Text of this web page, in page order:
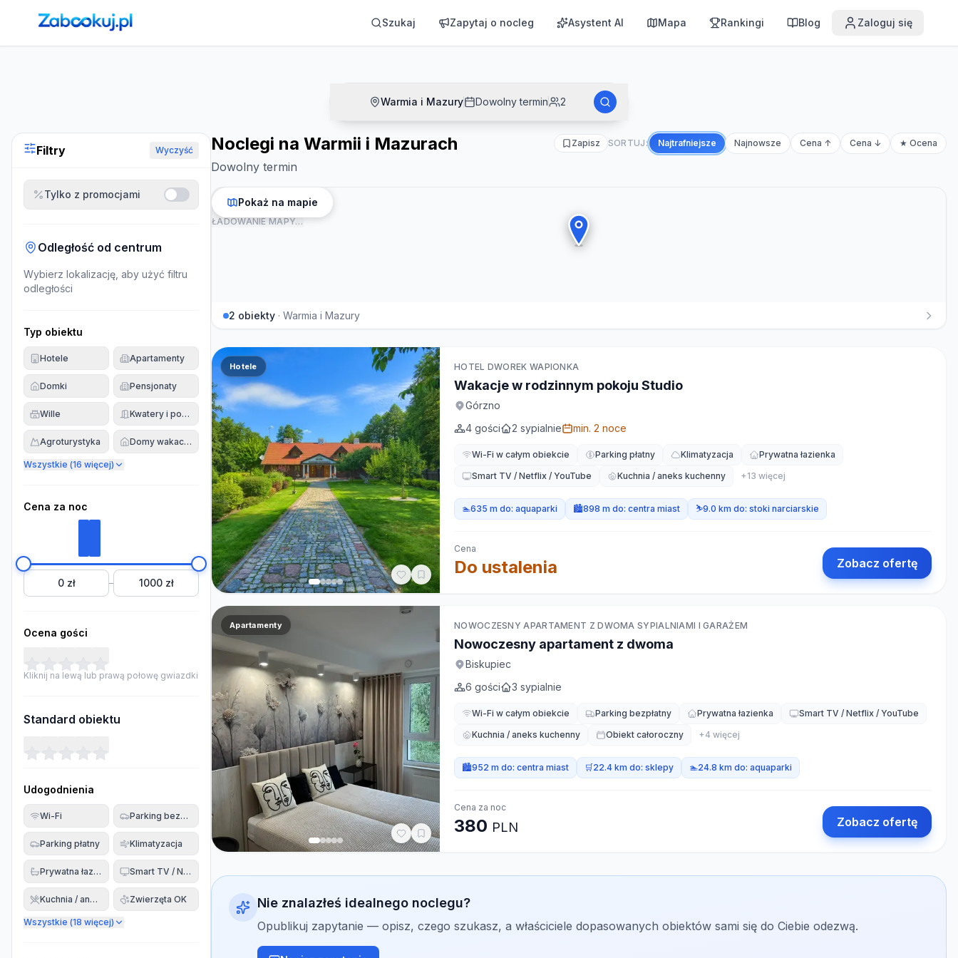
Strona główna ›Noclegi Szukaj Zapytaj o nocleg Asystent AI Mapa Rankingi Blog Zaloguj się
Warmia i Mazury Dowolny termin 2
Filtry Wyczyść
Tylko z promocjami
Odległość od centrum
Wybierz lokalizację, aby użyć filtru
odległości
Typ obiektu
Hotele Apartamenty
Domki Pensjonaty
Wille Kwatery i pokoje
Agroturystyka Domy wakacyjne
Wszystkie (16 więcej)
Cena za noc
0 zł – 1000 zł
Ocena gości
Kliknij na lewą lub prawą połowę gwiazdki
Standard obiektu
Udogodnienia
Wi-Fi Parking bezpłatny
Parking płatny Klimatyzacja
Prywatna łazienka Smart TV / Netflix
Kuchnia / aneks Zwierzęta OK
Wszystkie (18 więcej)
Noclegi na Warmii i Mazurach
Dowolny termin
Zapisz SORTUJ: Najtrafniejsze Najnowsze Cena ↑ Cena ↓ ★ Ocena
ŁADOWANIE MAPY…
Pokaż na mapie
2 obiekty · Warmia i Mazury
Hotele HOTEL DWOREK WAPIONKA
Wakacje w rodzinnym pokoju Studio
Górzno
4 gości 2 sypialnie min. 2 noce
Wi-Fi w całym obiekcie Parking płatny Klimatyzacja
Prywatna łazienka
Smart TV / Netflix / YouTube
Kuchnia / aneks kuchenny +13 więcej
🏊635 m do: aquaparki 🏙️898 m do: centra miast ⛷️9.0 km do: stoki narciarskie
Cena
Do ustalenia Zobacz ofertę
Apartamenty NOWOCZESNY APARTAMENT Z DWOMA SYPIALNIAMI I GARAŻEM
Nowoczesny apartament z dwoma
Biskupiec
6 gości 3 sypialnie
Wi-Fi w całym obiekcie Parking bezpłatny Prywatna łazienka
Smart TV / Netflix / YouTube
Kuchnia / aneks kuchenny
Obiekt całoroczny +4 więcej
🏙️952 m do: centra miast 🛒22.4 km do: sklepy 🏊24.8 km do: aquaparki
Cena za noc
380 PLN Zobacz ofertę
Nie znalazłeś idealnego noclegu?
Opublikuj zapytanie — opisz, czego szukasz, a właściciele dopasowanych obiektów sami się do Ciebie odezwą.